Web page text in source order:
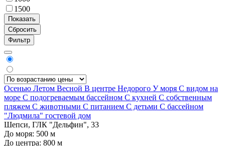
1500
Фильтр
Осенью Летом Весной В центре Недорого У моря С видом на
море С подогреваемым бассейном С кухней С собственным
пляжем С животными С питанием С детьми С бассейном
"Людмила" гостевой дом
Шепси, ГЛК "Дельфин", 33
До моря: 500 м
До центра: 800 м